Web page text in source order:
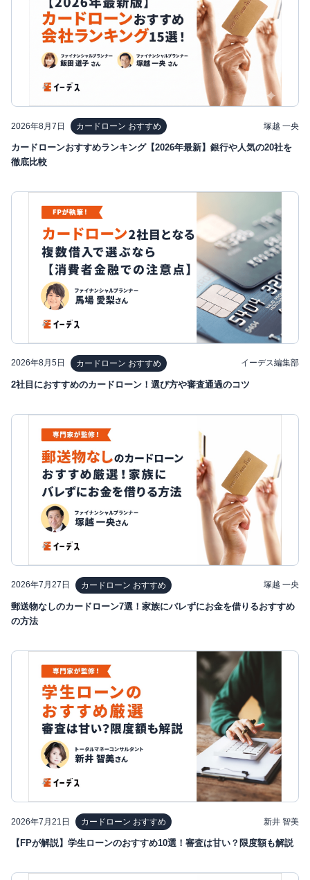
2026年8月7日 カードローン おすすめ 塚越 一央
カードローンおすすめランキング【2026年最新】銀行や人気の20社を
徹底比較
2026年8月5日 カードローン おすすめ イーデス編集部
2社目におすすめのカードローン！選び方や審査通過のコツ
2026年7月27日 カードローン おすすめ 塚越 一央
郵送物なしのカードローン7選！家族にバレずにお金を借りるおすすめ
の方法
2026年7月21日 カードローン おすすめ 新井 智美
【FPが解説】学生ローンのおすすめ10選！審査は甘い？限度額も解説